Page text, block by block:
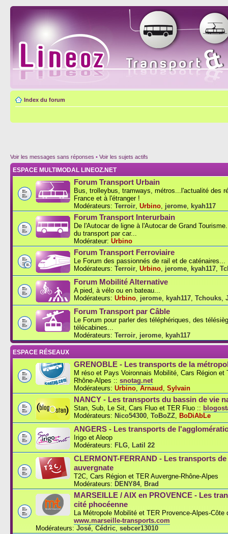
Index du forum
Voir les messages sans réponses • Voir les sujets actifs
ESPACE MULTIMODAL LINEOZ.NET
Forum Transport Urbain
Bus, trolleybus, tramways, métros...l'actualité des
France et à l'étranger !
Modérateurs: Terroir Urbino jerome kyah117
Forum Transport Interurbain
De l'Autocar de ligne à l'Autocar de Grand
du transport par car...
Modérateur: Urbino
Forum Transport Ferroviaire
Le Forum des passionnés de rail et de caténaires...
Modérateurs: Terroir Urbino jerome kyah117
Forum Mobilité Alternative
A pied, à vélo ou en bateau...
Modérateurs: Urbino jerome kyah117 Tchouks
Forum Transport par Câble
Le Forum pour parler des téléphériques, des
télécabines...
Modérateurs: Terroir jerome kyah117
ESPACE RÉSEAUX
GRENOBLE - Les transports de la
M réso et Pays Voironnais Mobilité, Cars Région et
Rhône-Alpes :: snotag.net
Modérateurs: Urbino Arnaud Sylvain
NANCY - Les transports du bassin de vie
Stan, Sub, Le Sit, Cars Fluo et TER Fluo ::
Modérateurs: Nico54300 ToBoZZ BoDiAbLe
ANGERS - Les transports de
Irigo et Aleop
Modérateurs: FLG Latil 22
CLERMONT-FERRAND - Les transports
auvergnate
T2C, Cars Région et TER Auvergne-Rhône-Alpes
Modérateurs: DENY84, Brad
MARSEILLE / AIX en PROVENCE - Les
cité phocéenne
La Métropole Mobilité et TER Provence-Alpes-Côte
www.marseille-transports.com
Modérateurs: José Cédric sebcer13010